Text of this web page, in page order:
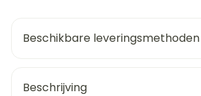
Beschikbare leveringsmethoden
Beschrijving